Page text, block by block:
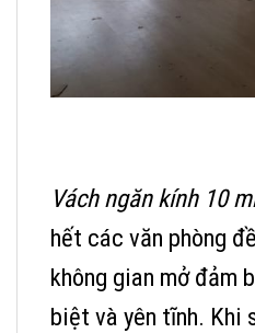
Vách ngăn kính 10
hết các văn phòng
không gian mở đảm
biệt và yên tĩnh. Khi